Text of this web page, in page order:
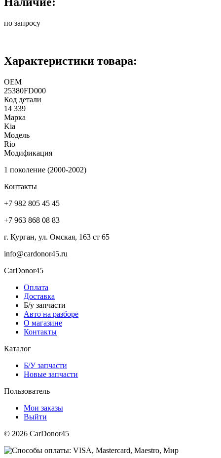
по запросу
Характеристики товара:
ОЕМ
25380FD000
Код детали
14 339
Марка
Kia
Модель
Rio
Модификация
1 поколение (2000-2002)
Контакты
+7 982 805 45 45
+7 963 868 08 83
г. Курган, ул. Омская, 163 ст 65
info@cardonor45.ru
CarDonor45
Оплата
Доставка
Б/у запчасти
Авто на разборе
О магазине
Контакты
Каталог
Б/У запчасти
Новые запчасти
Пользователь
Мои заказы
Выйти
© 2026 CarDonor45